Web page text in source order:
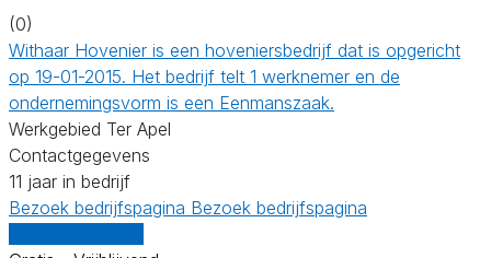
(0)
Withaar Hovenier is een hoveniersbedrijf dat is opgericht
op 19-01-2015. Het bedrijf telt 1 werknemer en de
ondernemingsvorm is een Eenmanszaak.
Werkgebied Ter Apel
Contactgegevens
11 jaar in bedrijf
Bezoek bedrijfspagina Bezoek bedrijfspagina